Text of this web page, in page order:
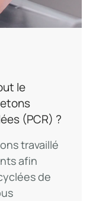
le
(PCR) ?
travaillé
afin
de